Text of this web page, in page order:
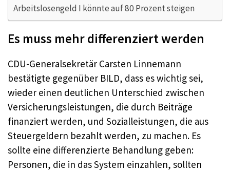
Arbeitslosengeld I könnte auf 80 Prozent steigen
Es muss mehr differenziert werden
CDU-Generalsekretär Carsten Linnemann
bestätigte gegenüber BILD, dass es wichtig sei,
wieder einen deutlichen Unterschied zwischen
Versicherungsleistungen, die durch Beiträge
finanziert werden, und Sozialleistungen, die aus
Steuergeldern bezahlt werden, zu machen. Es
sollte eine differenzierte Behandlung geben:
Personen, die in das System einzahlen, sollten